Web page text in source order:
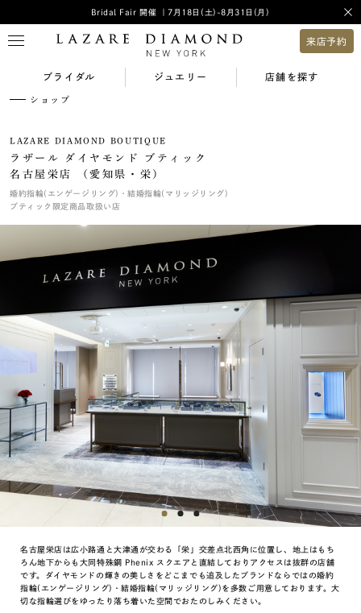
Bridal Fair 開催 ｜7月18日(土)-8月31日(月)
来店予約
ブライダル ジュエリー 店舗を探す
ショップ
LAZARE DIAMOND BOUTIQUE
ラザール ダイヤモンド ブティック
名古屋栄店 （愛知県・栄）
婚約指輪(エンゲージリング)・結婚指輪(マリッジリング)
ブティック限定商品取扱い店
名古屋栄店は広小路通と大津通が交わる「栄」交差点北西角に位置し、地上はもち
ろん地下からも大同特殊鋼 Phenix スクエアと直結しておりアクセスは抜群の店舗
です。ダイヤモンドの輝きの美しさをどこまでも追及したブランドならではの婚約
指輪(エンゲージリング)・結婚指輪(マリッジリング)を多数ご用意しております。大
切な指輪選びをゆったり落ち着いた空間でおたのしみください。